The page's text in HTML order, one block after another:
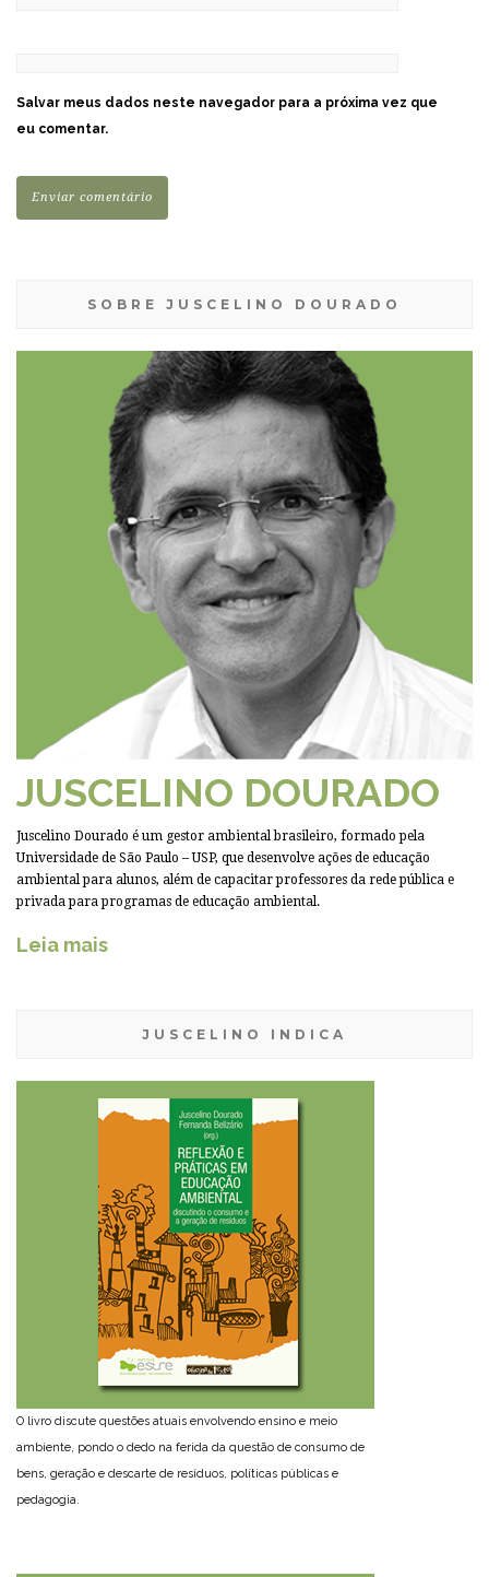
Salvar meus dados neste navegador para a próxima vez que
eu comentar.
SOBRE JUSCELINO DOURADO
JUSCELINO DOURADO
Juscelino Dourado é um gestor ambiental brasileiro, formado pela
Universidade de São Paulo – USP, que desenvolve ações de educação
ambiental para alunos, além de capacitar professores da rede pública e
privada para programas de educação ambiental.
Leia mais
JUSCELINO INDICA
O livro discute questões atuais envolvendo ensino e meio
ambiente, pondo o dedo na ferida da questão de consumo de
bens, geração e descarte de resíduos, políticas públicas e
pedagogia.